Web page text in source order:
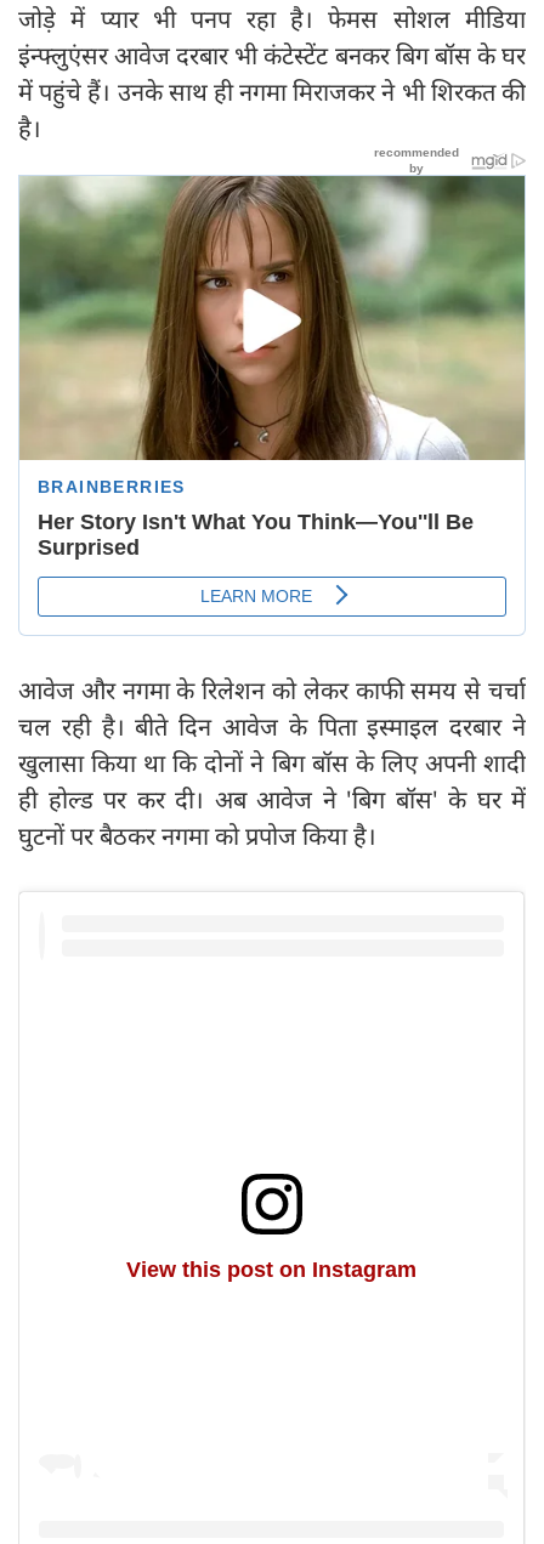
जोड़े में प्यार भी पनप रहा है। फेमस सोशल मीडिया
इंन्फ्लुएंसर आवेज दरबार भी कंटेस्टेंट बनकर बिग बॉस के घर
में पहुंचे हैं। उनके साथ ही नगमा मिराजकर ने भी शिरकत की
है।
आवेज और नगमा के रिलेशन को लेकर काफी समय से चर्चा
चल रही है। बीते दिन आवेज के पिता इस्माइल दरबार ने
खुलासा किया था कि दोनों ने बिग बॉस के लिए अपनी शादी
ही होल्ड पर कर दी। अब आवेज ने 'बिग बॉस' के घर में
घुटनों पर बैठकर नगमा को प्रपोज किया है।
View this post on Instagram